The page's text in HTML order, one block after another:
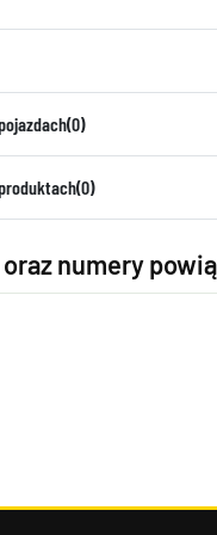
(0)
(0)
numery